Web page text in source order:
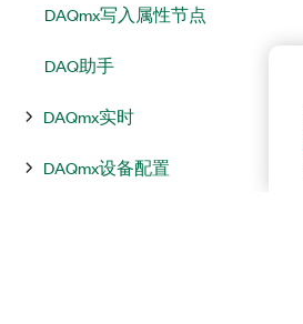
DAQmx写入属性节点
DAQ助手
DAQmx实时
DAQmx设备配置